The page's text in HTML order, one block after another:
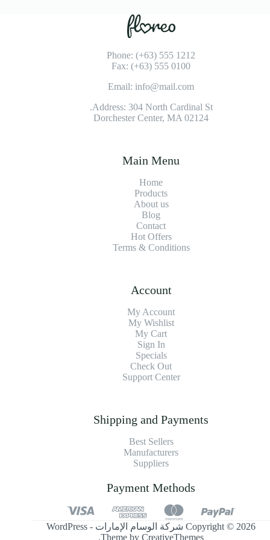
Phone: (+63) 555 1212
Fax: (+63) 555 0100
Email: info@mail.com
Address: 304 North Cardinal St.
Dorchester Center, MA 02124
Main Menu
Home
Products
About us
Blog
Contact
Hot Offers
Terms & Conditions
Account
My Account
My Wishlist
My Cart
Sign In
Specials
Check Out
Support Center
Shipping and Payments
Best Sellers
Manufacturers
Suppliers
Payment Methods
Copyright © 2026 شركة الوسام الإمارات - WordPress
Theme byCreativeThemes
.